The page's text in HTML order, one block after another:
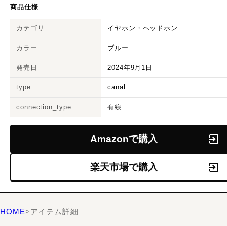
商品仕様
カテゴリ イヤホン・ヘッドホン
カラー ブルー
発売日 2024年9月1日
type canal
connection_type 有線
Amazonで購入
楽天市場で購入
HOME>アイテム詳細